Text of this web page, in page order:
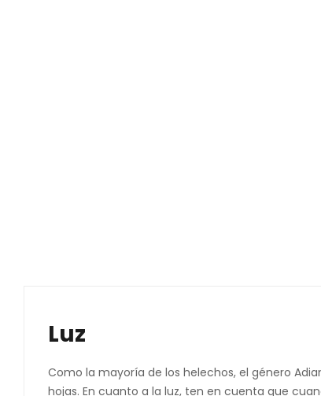
Luz
Como la mayoría de los helechos, el género
hojas. En cuanto a la luz, ten en cuenta que